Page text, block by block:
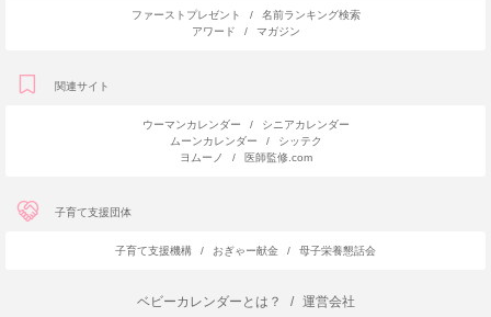
ファーストプレゼント /
名前ランキング検索
アワード
/ マガジン
関連サイト
ウーマンカレンダー /
シニアカレンダー
ムーンカレンダー
/
シッテク
ヨムーノ
/ 医師監修.com
子育て支援団体
子育て支援機構 / おぎゃー献金 / 母子栄養懇話会
ベビーカレンダーとは？ /
運営会社